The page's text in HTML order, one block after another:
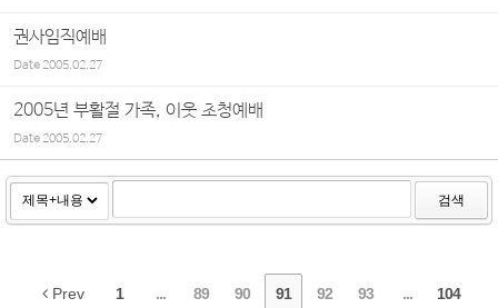
권사임직예배
Date2005.02.27
2005년 부활절 가족, 이웃 초청예배
Date2005.02.27
검색
Prev 1 ... 89 90 91 92 93 ... 104